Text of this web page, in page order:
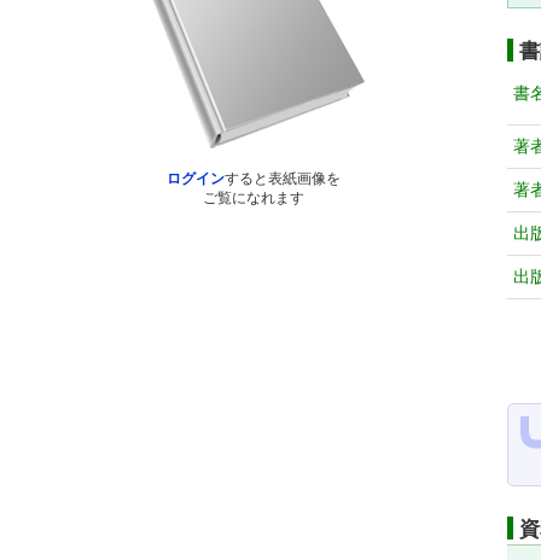
ログインすると表紙画像を
ご覧になれます
書
著
著
出
出